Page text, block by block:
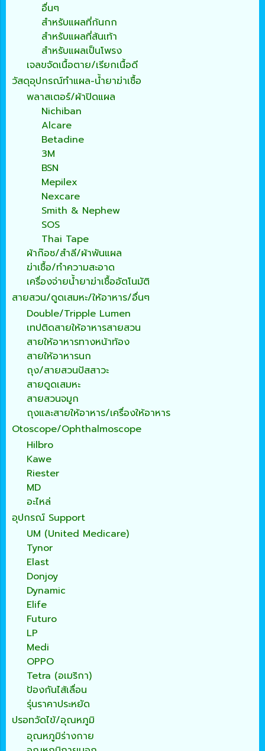
อื่นๆ
สำหรับแผลที่ก้นกก
สำหรับแผลที่ส้นเท้า
สำหรับแผลเป็นโพรง
เจลขจัดเนื้อตาย/เรียกเนื้อดี
วัสดุอุปกรณ์ทำแผล-น้ำยาฆ่าเชื้อ
พลาสเตอร์/ผ้าปิดแผล
Nichiban
Alcare
Betadine
3M
BSN
Mepilex
Nexcare
Smith & Nephew
SOS
Thai Tape
ผ้าก๊อซ/สำลี/ผ้าพันแผล
ฆ่าเชื้อ/ทำความสะอาด
เครื่องจ่ายน้ำยาฆ่าเชื้ออัตโนมัติ
สายสวน/ดูดเสมหะ/ให้อาหาร/อื่นๆ
Double/Tripple Lumen
เทปติดสายให้อาหารสายสวน
สายให้อาหารทางหน้าท้อง
สายให้อาหารนก
ถุง/สายสวนปัสสาวะ
สายดูดเสมหะ
สายสวนจมูก
ถุงและสายให้อาหาร/เครื่องให้อาหาร
Otoscope/Ophthalmoscope
Hilbro
Kawe
Riester
MD
อะไหล่
อุปกรณ์ Support
UM (United Medicare)
Tynor
Elast
Donjoy
Dynamic
Elife
Futuro
LP
Medi
OPPO
Tetra (อเมริกา)
ป้องกันไส้เลื่อน
รุ่นราคาประหยัด
ปรอทวัดไข้/อุณหภูมิ
อุณหภูมิร่างกาย